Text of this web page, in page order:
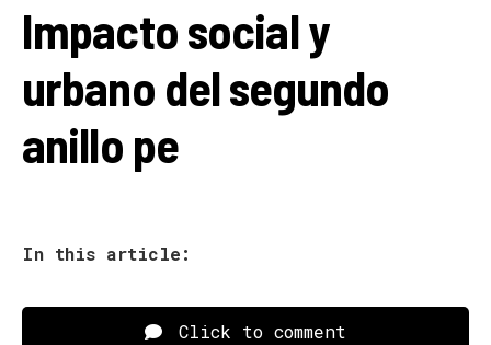
Impacto social y
urbano del segundo
anillo pe
In this article:
Click to comment